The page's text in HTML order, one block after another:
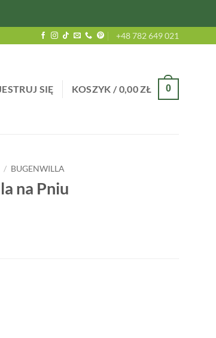
+48 782 649 021
SIĘ KOSZYK /0,00ZŁ 0
/ BUGENWILLA
na Pniu